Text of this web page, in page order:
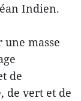
Indien.
une masse
de
de vert et de